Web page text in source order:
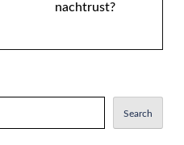
nachtrust?
Search